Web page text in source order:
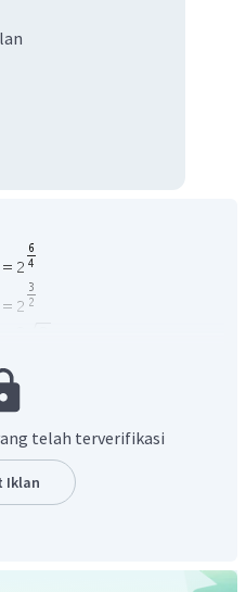
telah terverifikasi
Iklan